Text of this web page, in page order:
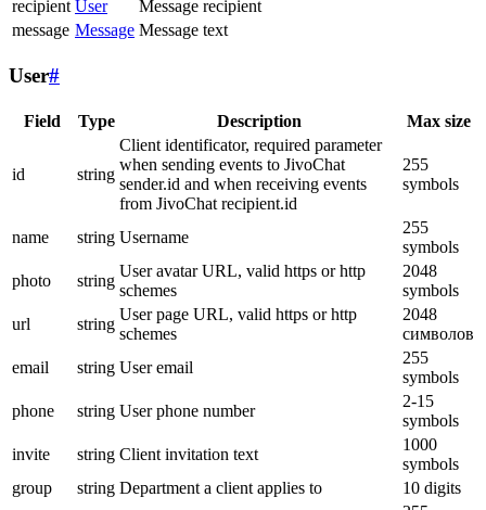
recipient User
Message recipient
message Message Message text
User#
Field Type Description Max size
id string
Client identificator, required parameter
when sending events to JivoChat
sender.id and when receiving events
from JivoChat recipient.id
255
symbols
name string Username
255
symbols
photo
string
User avatar URL, valid https or http
schemes
2048
symbols
url
string
User page URL, valid https or http
schemes
2048
символов
email
string User email
255
symbols
phone
string User phone number
2-15
symbols
invite
string Client invitation text
1000
symbols
group
string Department a client applies to
10 digits